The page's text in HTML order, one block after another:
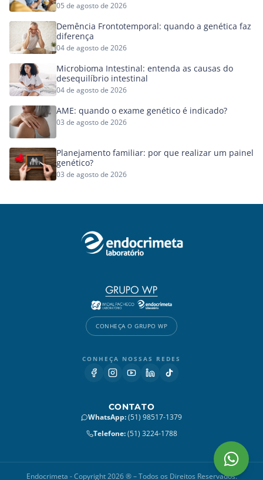
05 de agosto de 2026
Demência Frontotemporal: quando a genética faz
diferença
04 de agosto de 2026
Microbioma Intestinal: entenda as causas do
desequilíbrio intestinal
04 de agosto de 2026
AME: quando o exame genético é indicado?
03 de agosto de 2026
Planejamento familiar: por que realizar um painel
genético?
03 de agosto de 2026
CONHEÇA O GRUPO WP
CONHEÇA NOSSAS REDES
CONTATO
WhatsApp:(51) 98517-1379
Telefone:(51) 3224-1788
Endocrimeta - Copyright 2026 ® – Todos os Direitos Reservados.